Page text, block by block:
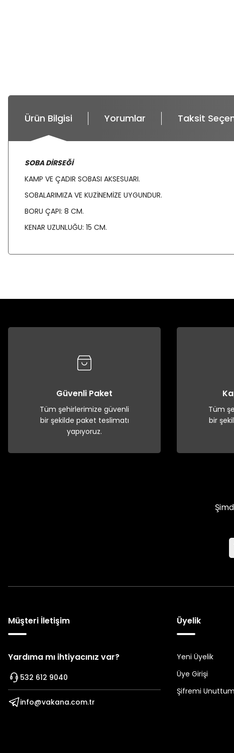
Ürün Bilgisi Yorumlar Taksit
SOBA DİRSEĞİ
KAMP VE ÇADIR SOBASI AKSESUARI.
SOBALARIMIZA VE KUZİNEMİZE UYGUNDUR.
BORU ÇAPI: 8 CM.
KENAR UZUNLUĞU: 15 CM.
Güvenli Paket
Tüm şehirlerimize güvenli
bir şekilde paket teslimatı
yapıyoruz.
Tüm
bir
Müşteri İletişim
Yardıma mı ihtiyacınız var?
532 612 9040
info@vakana.com.tr
Üyelik
Yeni Üyelik
Üye Girişi
Şifremi Unuttum